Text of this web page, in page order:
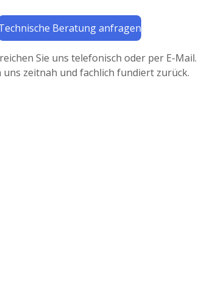
Beratung anfragen
Sie uns telefonisch oder per E-Mail.
uns zeitnah und fachlich fundiert zurück.